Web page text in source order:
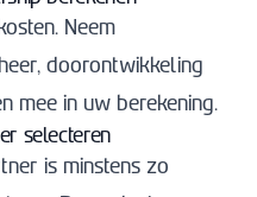
Neem
doorontwikkeling
mee in uw berekening.
selecteren
is minstens zo